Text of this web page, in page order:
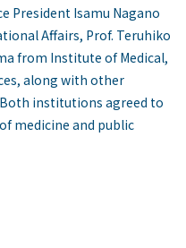
President Isamu Nagano
Affairs, Prof. Teruhiko
from Institute of Medical,
along with other
institutions agreed to
medicine and public